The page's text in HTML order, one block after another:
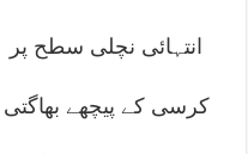
انتہائی نچلی سطح پر
کرسی کے پیچھے بھاگتی